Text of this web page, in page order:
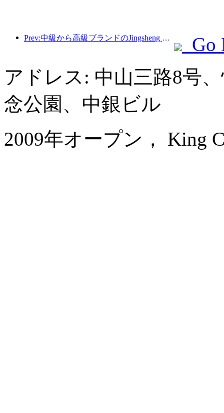
Prev:中級から高級ブランドのJingsheng Hotelが正式に出発し、eスポーツ、文化、観光の統合の新しいモデルを開く
Go
アドレス: 中山三路8号
念公園、中銀ビル
2009年オープン， King